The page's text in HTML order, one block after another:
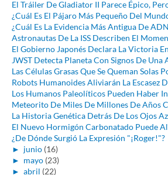
El Tráiler De Gladiator II Parece Épico,
¿Cuál Es El Pájaro Más Pequeño Del
¿Cuál Es La Evidencia Más Antigua De
Astronautas De La ISS Describen El
El Gobierno Japonés Declara La Victoria En
JWST Detecta Planeta Con Signos De Una
Las Células Grasas Que Se Queman Solas
Robots Humanoides Aliviarán La Escasez
Los Humanos Paleolíticos Pueden Haber
Meteorito De Miles De Millones De Años
La Historia Genética Detrás De Los Ojos
El Nuevo Hormigón Carbonatado Puede
¿De Dónde Surgió La Expresión "¡Roger!"?
► junio (16)
► mayo (23)
► abril (22)